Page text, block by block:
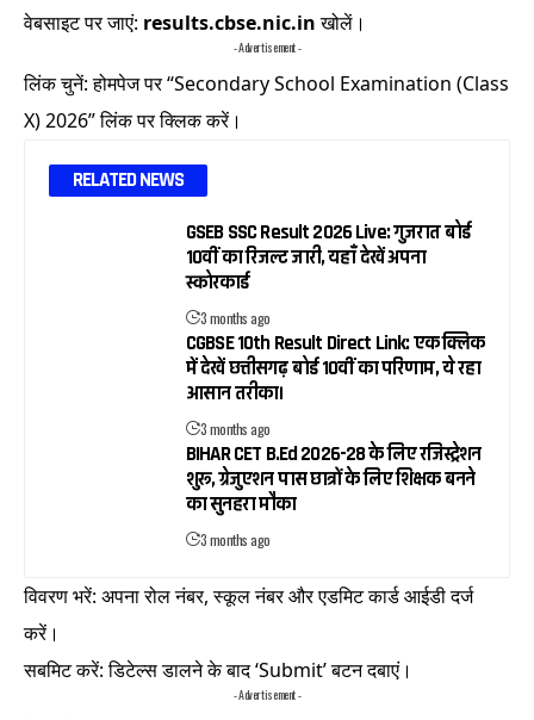
वेबसाइट पर जाएं: results.cbse.nic.inखोलें।
- Advertisement -
लिंक चुनें: होमपेज पर“Secondary School Examination (Class
X) 2026”लिंक पर क्लिक करें।
RELATED NEWS
GSEB SSC Result 2026 Live: गुजरात बोर्ड
10वीं का रिजल्ट जारी, यहाँ देखें अपना
स्कोरकार्ड
3 months ago
CGBSE 10th Result Direct Link: एक क्लिक
में देखें छत्तीसगढ़ बोर्ड 10वीं का परिणाम, ये रहा
आसान तरीका।
3 months ago
BIHAR CET B.Ed 2026-28 के लिए रजिस्ट्रेशन
शुरू, ग्रेजुएशन पास छात्रों के लिए शिक्षक बनने
का सुनहरा मौका
3 months ago
विवरण भरें: अपना रोल नंबर, स्कूल नंबर और एडमिट कार्ड आईडी दर्ज
करें।
सबमिट करें: डिटेल्स डालने के बाद ‘Submit’ बटन दबाएं।
- Advertisement -